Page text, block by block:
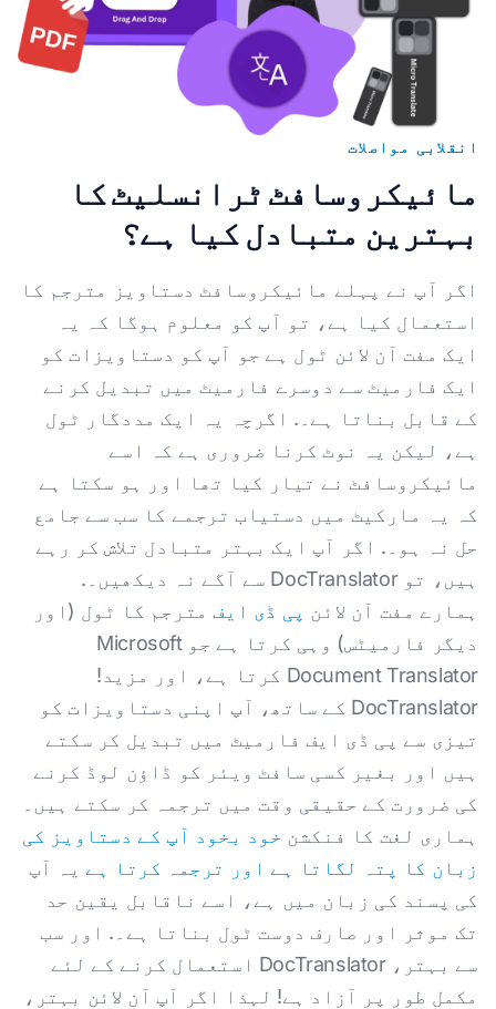
انقلابی مواصلات
مائیکروسافٹ ٹرانسلیٹ کا
بہترین متبادل کیا ہے؟
اگر آپ نے پہلے مائیکروسافٹ دستاویز مترجم کا
استعمال کیا ہے، تو آپ کو معلوم ہوگا کہ یہ
ایک مفت آن لائن ٹول ہے جو آپ کو دستاویزات کو
ایک فارمیٹ سے دوسرے فارمیٹ میں تبدیل کرنے
کے قابل بناتا ہے۔. اگرچہ یہ ایک مددگار ٹول
ہے، لیکن یہ نوٹ کرنا ضروری ہے کہ اسے
مائیکروسافٹ نے تیار کیا تھا اور ہو سکتا ہے
کہ یہ مارکیٹ میں دستیاب ترجمے کا سب سے جامع
حل نہ ہو۔. اگر آپ ایک بہتر متبادل تلاش کر رہے
ہیں، تو DocTranslator سے آگے نہ دیکھیں۔.
ہمارے مفت آن لائن پی ڈی ایفمترجم کا ٹول (اور
دیگر فارمیٹس) وہی کرتا ہے جو Microsoft
Document Translator کرتا ہے، اور مزید!
DocTranslator کے ساتھ، آپ اپنی دستاویزات کو
تیزی سے پی ڈی ایف فارمیٹ میں تبدیل کر سکتے
ہیں اور بغیر کسی سافٹ ویئر کو ڈاؤن لوڈ کرنے
کی ضرورت کے حقیقی وقت میں ترجمہ کر سکتے ہیں۔
ہماری لغت کا فنکشن خود بخود آپ کے دستاویز کی
زبان کا پتہ لگاتا ہے اور ترجمہ کرتا ہے یہ آپ
کی پسند کی زبان میں ہے، اسے ناقابل یقین حد
تک موثر اور صارف دوست ٹول بناتا ہے۔. اور سب
سے بہتر، DocTranslator استعمال کرنے کے لئے
مکمل طور پر آزاد ہے! لہذا اگر آپ آن لائن بہتر،